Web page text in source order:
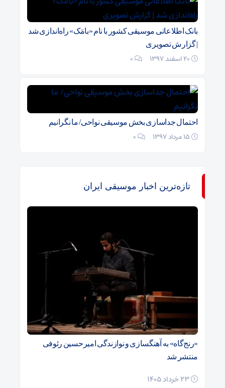
بانک اطلاعاتی موسیقی کشور با نام «بامَک» راه‌اندازی شد
| گزارش تصویری
۰
احتمال جداسازی بخش موسیقی نواحی/ ما نگرانیم
۰
تازه‌ترین اخبار موسیقی ایران
«رنج‌گاه» به آهنگسازی و نوازندگی امیرحسین رئوفی
منتشر شد